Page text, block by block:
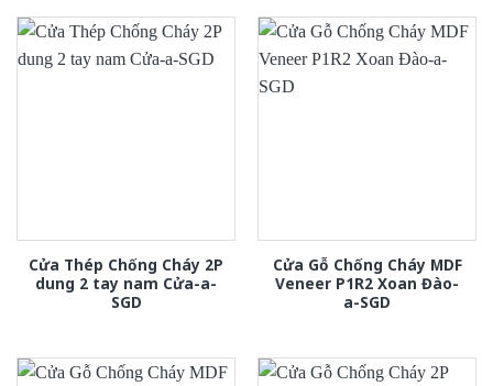
Cửa Thép Chống Cháy 2P
dung 2 tay nam Cửa-a-
SGD
Cửa Gỗ Chống Cháy MDF
Veneer P1R2 Xoan Đào-
a-SGD